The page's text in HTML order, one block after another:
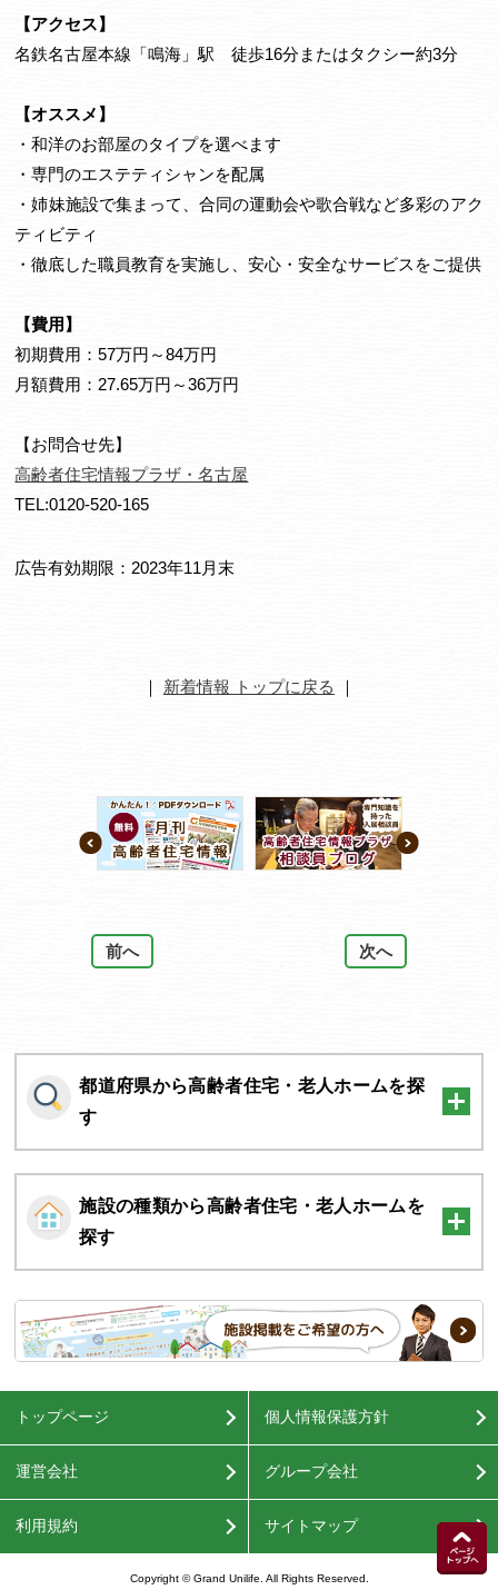
【アクセス】
名鉄名古屋本線「鳴海」駅 徒歩16分またはタクシー約3分
【オススメ】
・和洋のお部屋のタイプを選べます
・専門のエステティシャンを配属
・姉妹施設で集まって、合同の運動会や歌合戦など多彩のアク
ティビティ
・徹底した職員教育を実施し、安心・安全なサービスをご提供
【費用】
初期費用：57万円～84万円
月額費用：27.65万円～36万円
【お問合せ先】
高齢者住宅情報プラザ・名古屋
TEL:0120-520-165
広告有効期限：2023年11 月末
｜ 新着情報 トップに戻る ｜
前へ 次へ
都道府県から高齢者住宅・老人ホームを探
す
施設の種類から高齢者住宅・老人ホームを
探す
トップページ 個人情報保護方針
運営会社 グループ会社
利用規約 サイトマップ
Copyright © Grand Unilife. All Rights Reserved.